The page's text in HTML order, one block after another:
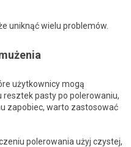
uniknąć wielu problemów.
użytkownicy mogą
resztek pasty po polerowaniu,
zapobiec, warto zastosować
polerowania użyj czystej,